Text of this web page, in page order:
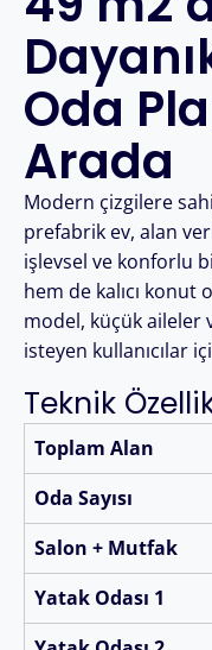
Oda
Arada
Modern çizgilere
prefabrik ev, alan
işlevsel ve konforlu
hem de kalıcı
model, küçük aileler
isteyen kullanıcılar
Teknik
Toplam Alan
Oda Sayısı
Salon + Mutfak
Yatak Odası 1